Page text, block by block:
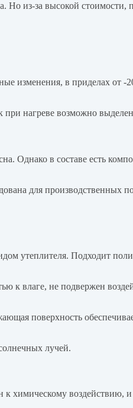
из-за высокой стоимости,
изменения, в приделах от
при нагреве возможно
Однако в составе есть
для производственных
утеплителя. Подходит
к влаге, не подвержен
поверхность
лучей.
химическому воздействию, и